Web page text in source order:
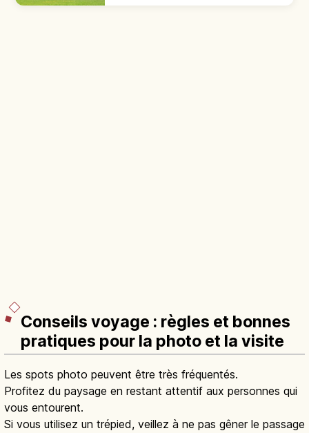
Conseils voyage : règles et bonnes
pratiques pour la photo et la visite
Les spots photo peuvent être très fréquentés.
Profitez du paysage en restant attentif aux personnes qui
vous entourent.
Si vous utilisez un trépied, veillez à ne pas gêner le passage